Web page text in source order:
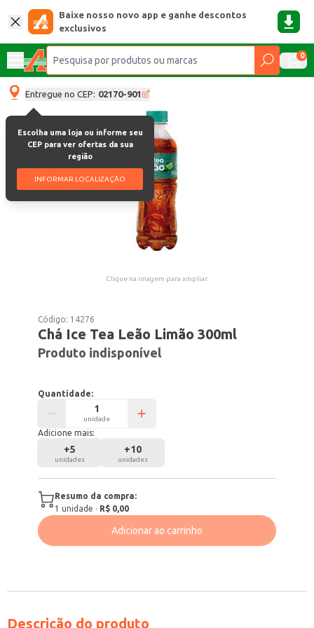
Baixe nosso novo app e ganhe descontos
exclusivos
0
Entregue no CEP: 02170-901
Escolha uma loja ou informe seu
CEP para ver ofertas da sua
região
INFORMAR LOCALIZAÇÃO
Clique na imagem para ampliar.
Código: 14276
Chá Ice Tea Leão Limão 300ml
Produto indisponível
Quantidade:
unidade
Adicione mais:
+5
unidades
+10
unidades
Resumo da compra:
1 unidade · R$ 0,00
Adicionar ao carrinho
Descrição do produto